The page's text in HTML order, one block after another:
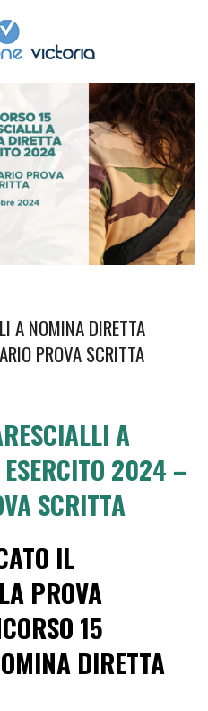
A NOMINA DIRETTA
PROVA SCRITTA
A
2024 –
SCRITTA
IL
PROVA
15
DIRETTA